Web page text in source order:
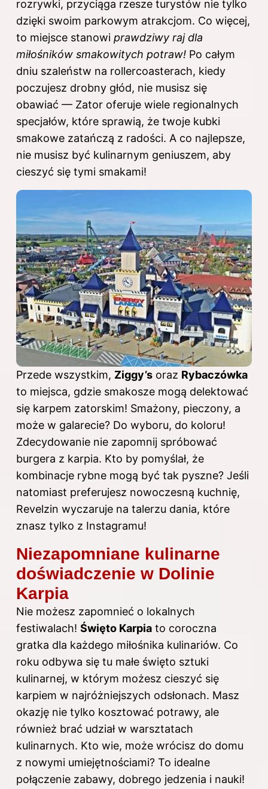
rozrywki, przyciąga rzesze turystów nie tylko
dzięki swoim parkowym atrakcjom. Co więcej,
to miejsce stanowi prawdziwy raj dla
miłośników smakowitych potraw! Po całym
dniu szaleństw na rollercoasterach, kiedy
poczujesz drobny głód, nie musisz się
obawiać — Zator oferuje wiele regionalnych
specjałów, które sprawią, że twoje kubki
smakowe zatańczą z radości. A co najlepsze,
nie musisz być kulinarnym geniuszem, aby
cieszyć się tymi smakami!
Przede wszystkim, Ziggy’s oraz Rybaczówka
to miejsca, gdzie smakosze mogą delektować
się karpem zatorskim! Smażony, pieczony, a
może w galarecie? Do wyboru, do koloru!
Zdecydowanie nie zapomnij spróbować
burgera z karpia. Kto by pomyślał, że
kombinacje rybne mogą być tak pyszne? Jeśli
natomiast preferujesz nowoczesną kuchnię,
Revelzin wyczaruje na talerzu dania, które
znasz tylko z Instagramu!
Niezapomniane kulinarne
doświadczenie w Dolinie
Karpia
Nie możesz zapomnieć o lokalnych
festiwalach! Święto Karpia to coroczna
gratka dla każdego miłośnika kulinariów. Co
roku odbywa się tu małe święto sztuki
kulinarnej, w którym możesz cieszyć się
karpiem w najróżniejszych odsłonach. Masz
okazję nie tylko kosztować potrawy, ale
również brać udział w warsztatach
kulinarnych. Kto wie, może wrócisz do domu
z nowymi umiejętnościami? To idealne
połączenie zabawy, dobrego jedzenia i nauki!